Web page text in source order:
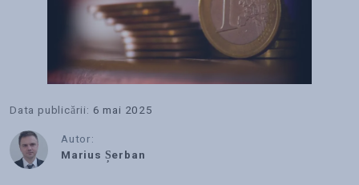
Data publicării: 6 mai 2025
Autor:
Marius Șerban